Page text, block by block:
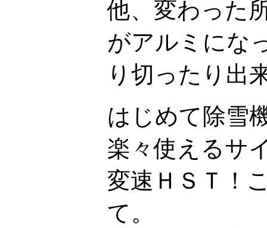
他、変わった
がアルミにな
り切ったり出
はじめて除雪
楽々使えるサ
変速ＨＳＴ！
て。